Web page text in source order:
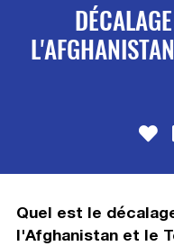
Quel est le
l'Afghanistan et le